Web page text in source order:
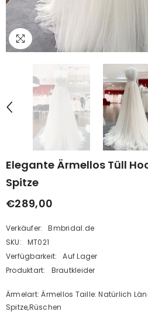
Elegante Ärmellos Tüll
Spitze
€289,00
Verkäufer:
Bmbridal.de
SKU:
MT021
Verfügbarkeit:
Auf Lager
Produktart:
Brautkleider
Ärmelart: Ärmellos Taille: Natürlich
Spitze,Rüschen